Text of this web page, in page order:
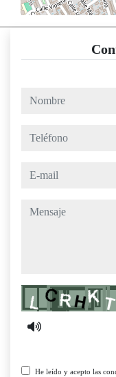
nombre
teléfono
e-mail
mensaje
Captcha
He leído y acepto las